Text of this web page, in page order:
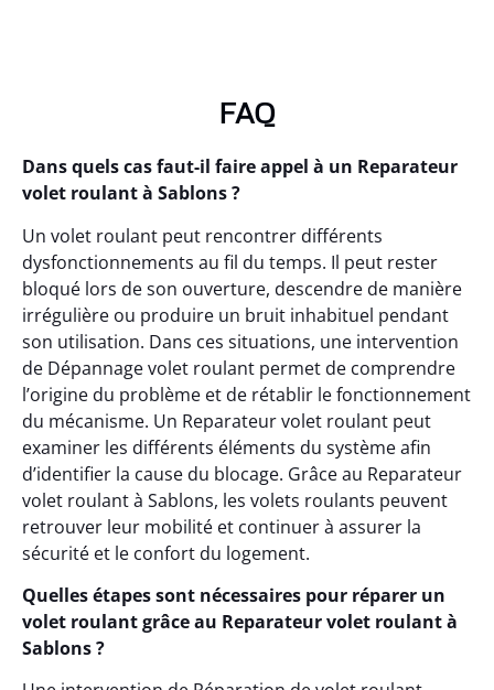
FAQ
Dans quels cas faut-il faire appel à un Reparateur
volet roulant à Sablons ?
Un volet roulant peut rencontrer différents
dysfonctionnements au fil du temps. Il peut rester
bloqué lors de son ouverture, descendre de manière
irrégulière ou produire un bruit inhabituel pendant
son utilisation. Dans ces situations, une intervention
de Dépannage volet roulant permet de comprendre
l’origine du problème et de rétablir le fonctionnement
du mécanisme. Un Reparateur volet roulant peut
examiner les différents éléments du système afin
d’identifier la cause du blocage. Grâce au Reparateur
volet roulant à Sablons, les volets roulants peuvent
retrouver leur mobilité et continuer à assurer la
sécurité et le confort du logement.
Quelles étapes sont nécessaires pour réparer un
volet roulant grâce au Reparateur volet roulant à
Sablons ?